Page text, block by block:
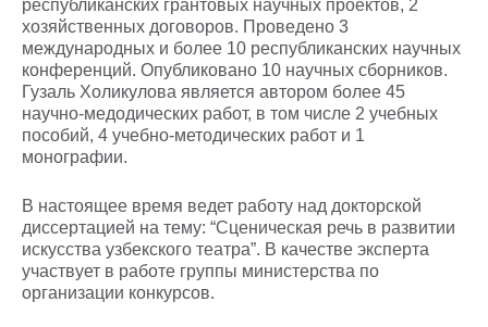
республиканских грантовых научных проектов, 2
хозяйственных договоров. Проведено 3
международных и более 10 республиканских научных
конференций. Опубликовано 10 научных сборников.
Гузаль Холикулова является автором более 45
научно-медодических работ, в том числе 2 учебных
пособий, 4 учебно-методических работ и 1
монографии.
В настоящее время ведет работу над докторской
диссертацией на тему: “Сценическая речь в развитии
искусства узбекского театра”. В качестве эксперта
участвует в работе группы министерства по
организации конкурсов.